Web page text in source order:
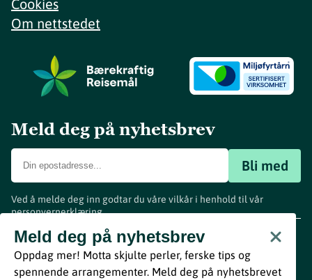
Cookies
Om nettstedet
Meld deg på nyhetsbrev
Bli med
Ved å melde deg inn godtar du våre vilkår i henhold til vår
personvernerklæring.
Meld deg på nyhetsbrev
Oppdag mer! Motta skjulte perler, ferske tips og
spennende arrangementer. Meld deg på nyhetsbrevet
www.visitvestfold.com
Turistinformasjon
Vestfold Fylkeskommune